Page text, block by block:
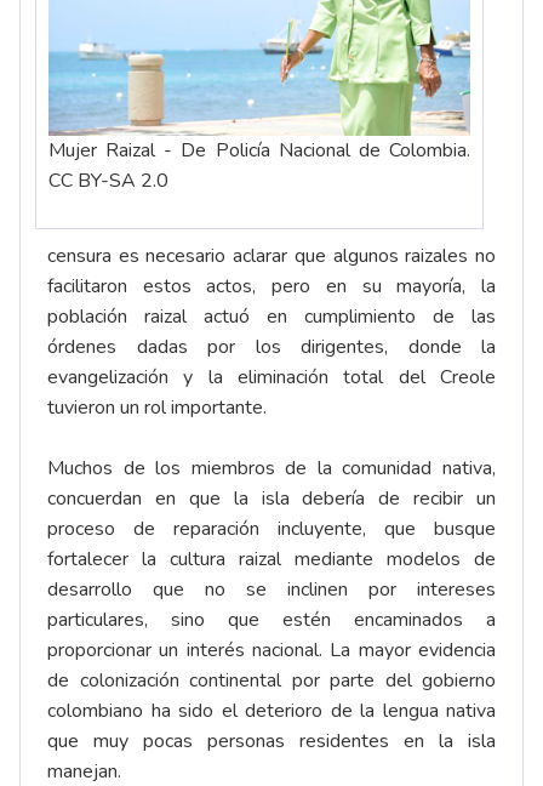
Mujer Raizal - De Policía Nacional de Colombia.
CC BY-SA 2.0
censura es necesario aclarar que algunos raizales no
facilitaron estos actos, pero en su mayoría, la
población raizal actuó en cumplimiento de las
órdenes dadas por los dirigentes, donde la
evangelización y la eliminación total del Creole
tuvieron un rol importante.
Muchos de los miembros de la comunidad nativa,
concuerdan en que la isla debería de recibir un
proceso de reparación incluyente, que busque
fortalecer la cultura raizal mediante modelos de
desarrollo que no se inclinen por intereses
particulares, sino que estén encaminados a
proporcionar un interés nacional. La mayor evidencia
de colonización continental por parte del gobierno
colombiano ha sido el deterioro de la lengua nativa
que muy pocas personas residentes en la isla
manejan.